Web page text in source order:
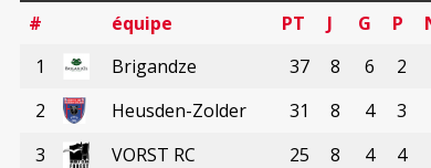
#
équipe PT J G P
1
Brigandze 37 8 6
2
2
Heusden-Zolder 31 8 4
3
3
VORST RC 25 8 4
4